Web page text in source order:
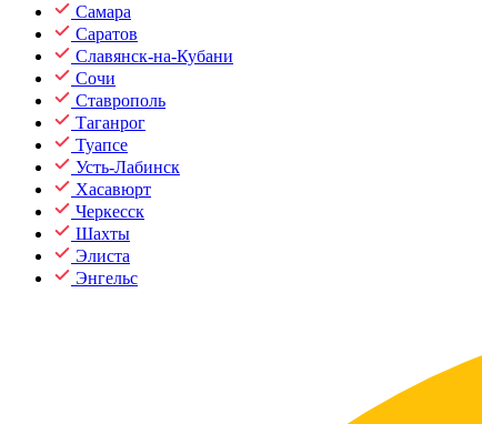
Самара
Саратов
Славянск-на-Кубани
Сочи
Ставрополь
Таганрог
Туапсе
Усть-Лабинск
Хасавюрт
Черкесск
Шахты
Элиста
Энгельс